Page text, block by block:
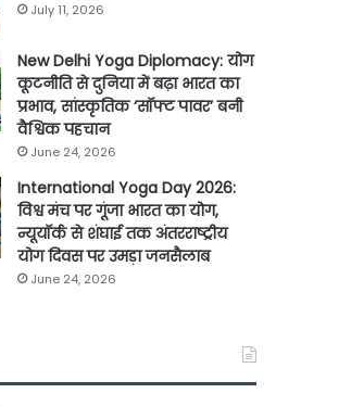
July 11, 2026
New Delhi Yoga Diplomacy: योग
कूटनीति से दुनिया में बढ़ा भारत का
प्रभाव, सांस्कृतिक ‘सॉफ्ट पावर’ बनी
वैश्विक पहचान
June 24, 2026
International Yoga Day 2026:
विश्व मंच पर गूंजा भारत का योग,
न्यूयॉर्क से शंघाई तक अंतरराष्ट्रीय
योग दिवस पर उमड़ा जनसैलाब
June 24, 2026